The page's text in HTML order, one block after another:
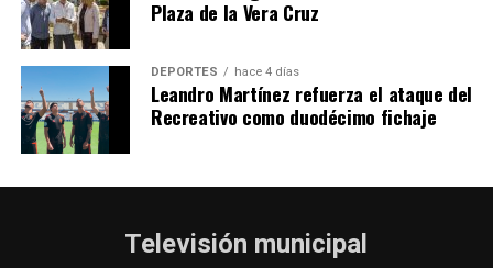
Plaza de la Vera Cruz
DEPORTES hace 4 días
Leandro Martínez refuerza el ataque del
Recreativo como duodécimo fichaje
Televisión municipal